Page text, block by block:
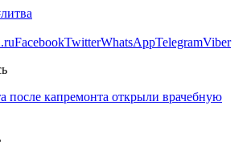
FacebookTwitterWhatsAppTelegramViber
после капремонта открыли врачебную